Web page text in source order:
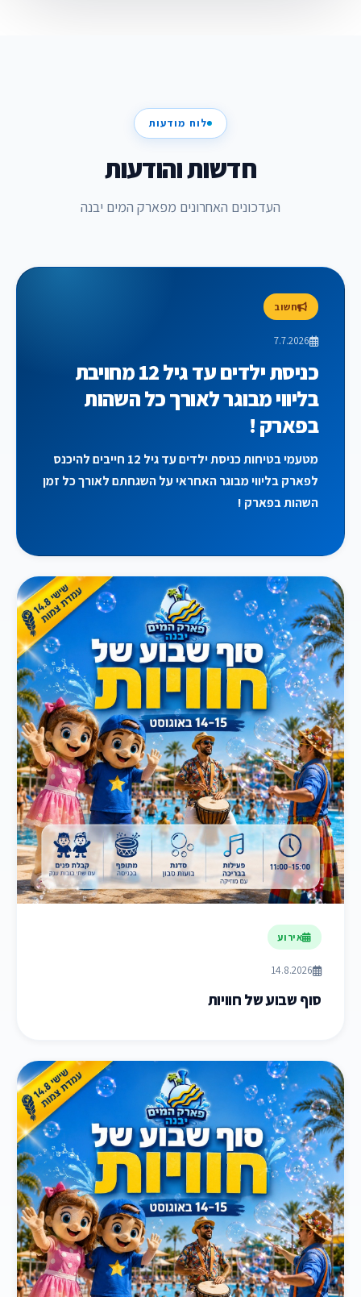
לוח מודעות
חדשות והודעות
העדכונים האחרונים מפארק המים יבנה
חשוב
7.7.2026
כניסת ילדים עד גיל 12 מחויבת
בליווי מבוגר לאורך כל השהות
בפארק !
מטעמי בטיחות כניסת ילדים עד גיל 12 חייבים להיכנס
לפארק בליווי מבוגר האחראי על השגחתם לאורך כל זמן
השהות בפארק !
אירוע
14.8.2026
סוף שבוע של חוויות